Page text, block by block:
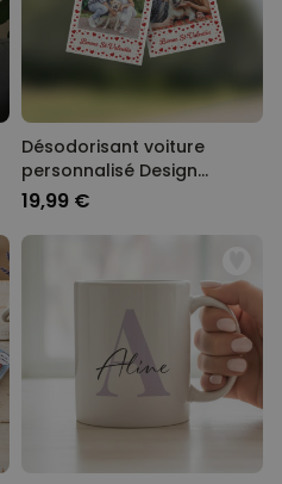
Désodorisant voiture
personnalisé Design
polaroïd avec cœurs - Lot
19,99 €